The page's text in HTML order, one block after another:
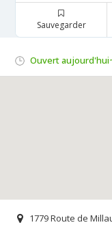
Sauvegarder
Ouvert
1779 Route de